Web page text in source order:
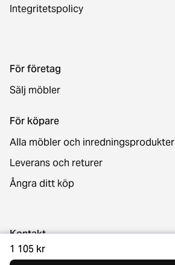
1 105 kr
Integritetspolicy
För företag
Sälj möbler
För köpare
Alla möbler och inredningsprodukter
Leverans och returer
Ångra ditt köp
Kontakt